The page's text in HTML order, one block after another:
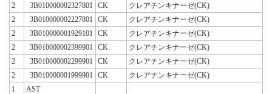
2
3B010000002327801 CK
クレアチンキナーゼ(CK)
2
3B010000002227801 CK
クレアチンキナーゼ(CK)
2
3B010000001929101 CK
クレアチンキナーゼ(CK)
2
3B010000002399901 CK
クレアチンキナーゼ(CK)
2
3B010000002299901 CK
クレアチンキナーゼ(CK)
2
3B010000001999901 CK
クレアチンキナーゼ(CK)
1
AST